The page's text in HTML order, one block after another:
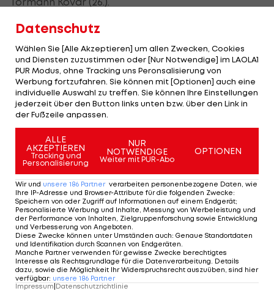
Atalanta hält Leverkusen auch nach der Pause
unter Kontrolle. Lookman wird mit seinem dritten
Treffer endgültig zum Held des Abends, er
vollendet einen Konter der Italiener mit einem
satten Schuss ins Kreuzeck (76.).
Die Werkself kann keine ihrer berüchtigten
Schlussoffensiven mehr starten und muss im Finale
der Europa League ihre erste Niederlage in dieser
Spielzeit einstecken.
Bayer entzaubert! Atalantas Europa-
League-Party in Bildern
Datenschutz
Wählen Sie [Alle Akzeptieren] um allen Zwecken, Cookies
und Diensten zuzustimmen oder [Nur Notwendige] im LAOLA1
PUR Modus, ohne Tracking uns Peronsalisierung von
Werbung fortzufahren. Sie können mit [Optionen] auch eine
individuelle Auswahl zu treffen. Sie können Ihre Einstellungen
jederzeit über den Button links unten bzw. über den Link in
der Fußzeile anpassen.
ALLE
AKZEPTIEREN
Tracking und
Personalisierung
NUR
NOTWENDIGE
Weiter mit PUR-Abo
OPTIONEN
Wir und unsere 186 Partner verarbeiten personenbezogene Daten, wie
Ihre IP-Adresse und Browser-Attribute für die folgenden Zwecke:
Speichern von oder Zugriff auf Informationen auf einem Endgerät;
Personalisierte Werbung und Inhalte, Messung von Werbeleistung und
der Performance von Inhalten, Zielgruppenforschung sowie Entwicklung
und Verbesserung von Angeboten
Diese Zwecke können unter Umständen auch: Genaue Standortdaten
und Identifikation durch Scannen von Endgeräten
Manche Partner verwenden für gewisse Zwecke berechtigtes
Interesse als Rechtsgrundlage für die Datenverarbeitung. Details
dazu, sowie die Möglichkeit Ihr Widerspruchsrecht auszuüben, sind hier
verfügbar: unsere 186 Partner
Impressum|Datenschutzrichtlinie